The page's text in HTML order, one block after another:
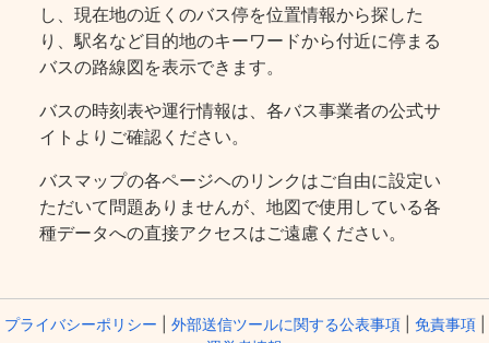
し、現在地の近くのバス停を位置情報から探した
り、駅名など目的地のキーワードから付近に停まる
バスの路線図を表示できます。
バスの時刻表や運行情報は、各バス事業者の公式サ
イトよりご確認ください。
バスマップの各ページヘのリンクはご自由に設定い
ただいて問題ありませんが、地図で使用している各
種データへの直接アクセスはご遠慮ください。
プライバシーポリシー 外部送信ツールに関する公表事項| 免責事項|